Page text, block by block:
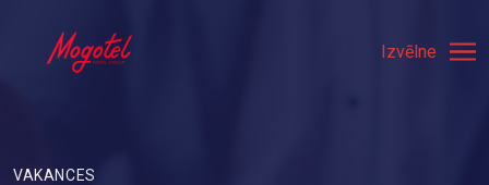
Izvēlne
VAKANCES